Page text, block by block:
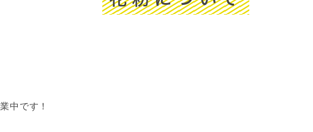
中です！